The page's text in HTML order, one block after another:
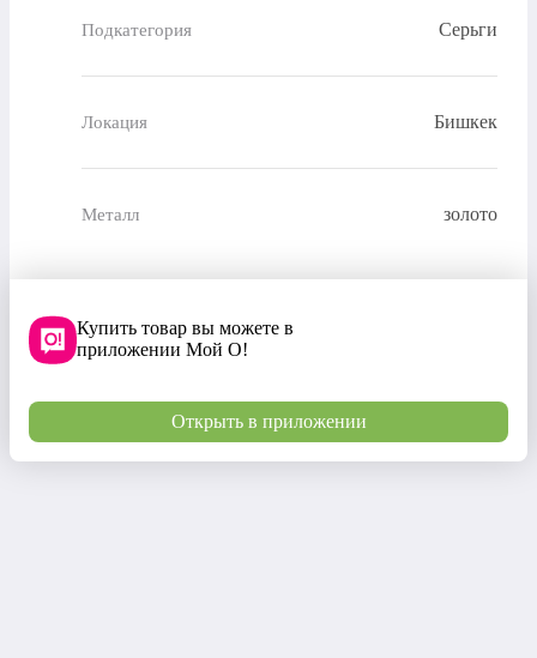
Подкатегория Серьги
Локация Бишкек
Металл золото
Купить товар вы можете в
приложении Мой О!
Открыть в приложении